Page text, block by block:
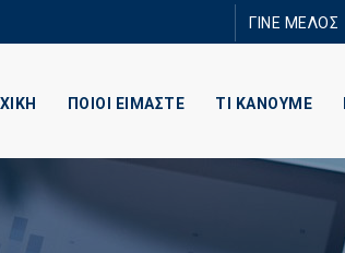
ΓΙΝΕ ΜΕΛΟΣ
ΠΟΙΟΙ ΕΙΜΑΣΤΕ ΤΙ ΚΑΝΟΥΜΕ